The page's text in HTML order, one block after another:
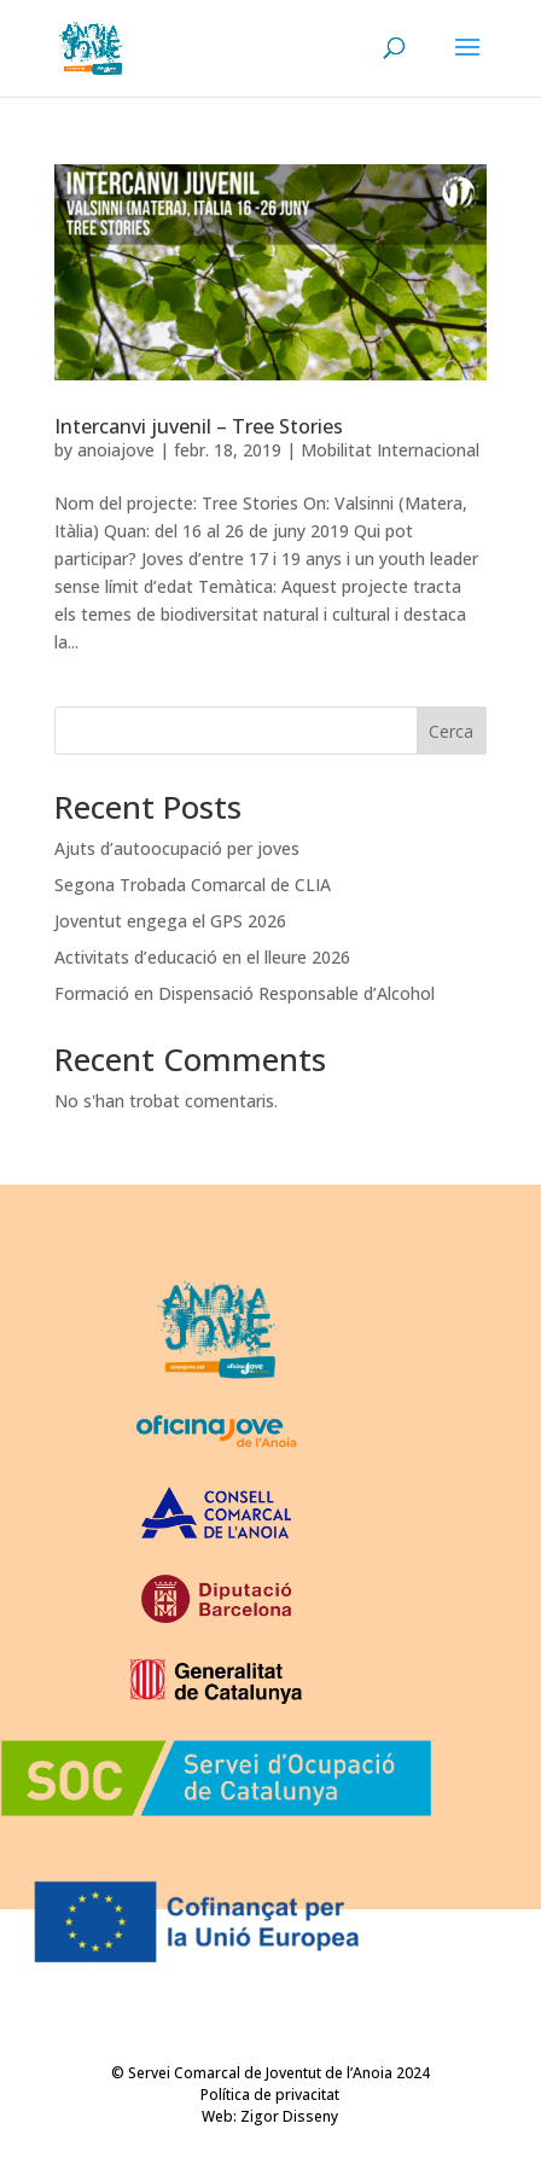
Intercanvi juvenil – Tree Stories
by anoiajove | febr. 18, 2019 | Mobilitat Internacional
Nom del projecte: Tree Stories On: Valsinni (Matera,
Itàlia) Quan: del 16 al 26 de juny 2019 Qui pot
participar? Joves d’entre 17 i 19 anys i un youth leader
sense límit d’edat Temàtica: Aquest projecte tracta
els temes de biodiversitat natural i cultural i destaca
la...
Cerca
Recent Posts
Ajuts d’autoocupació per joves
Segona Trobada Comarcal de CLIA
Joventut engega el GPS 2026
Activitats d’educació en el lleure 2026
Formació en Dispensació Responsable d’Alcohol
Recent Comments
No s'han trobat comentaris.
© Servei Comarcal de Joventut de l’Anoia 2024
Política de privacitat
Web: Zigor Disseny